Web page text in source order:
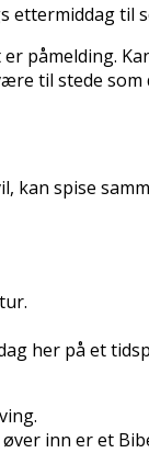
ettermiddag til
påmelding.
til stede
kan spise
her på et
øver inn er et